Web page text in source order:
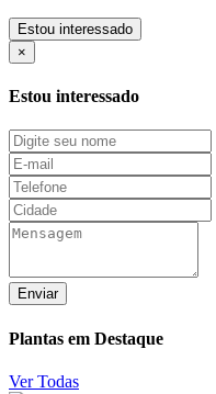
Estou interessado
×
Estou interessado
Enviar
Plantas em Destaque
Ver Todas